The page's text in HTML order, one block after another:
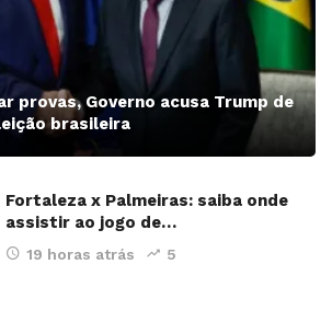
provas, Governo acusa Trump de
brasileira
Fortaleza x Palmeiras: saiba onde
assistir ao jogo de…
19 horas atrás 5